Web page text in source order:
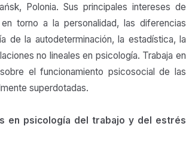
Polonia. Sus principales intereses de
torno a la personalidad, las diferencias
de la autodeterminación, la estadística, la
no lineales en psicología. Trabaja en
el funcionamiento psicosocial de las
superdotadas.
en psicología del trabajo y del estrés